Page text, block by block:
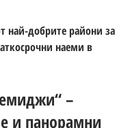
най-добрите райони за
наеми в
–
и панорамни